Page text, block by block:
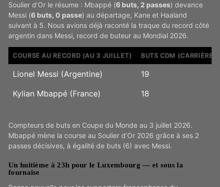
Soulier d’Or le résume : Mbappé (6 buts, 2 passes) devance
Messi (6 buts, 0 passe) au départage, Kane et Haaland
suivant à 5. Nous avions déjà raconté la traque du record côté
argentin dans Messi, record de buteur au Mondial 2026.
COURSE AU RECORD (AU 3 JUILLET) BUTS CDM (CARRIÈRE)
Lionel Messi (Argentine)
19
Kylian Mbappé (France)
18
Compteurs de buts en Coupe du Monde au 3 juillet 2026.
Mbappé mène la course au Soulier d’Or 2026 grâce à ses 2
passes décisives, à égalité de buts (6) avec Messi.
Un huitième à 23h pour le Luxembourg — et sous la
fournaise